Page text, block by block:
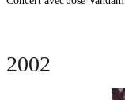
2002